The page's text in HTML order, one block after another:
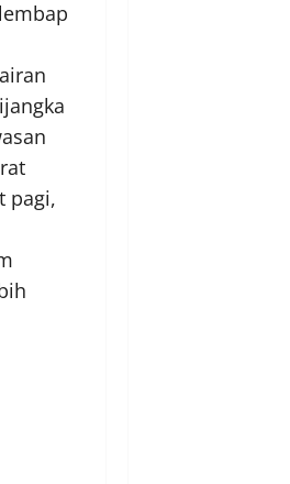
pagi,